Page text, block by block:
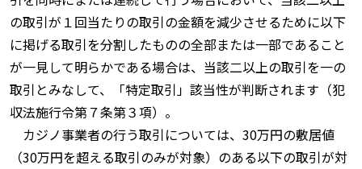
の取引が１回当たりの取引の金額を減少させるために以下
に掲げる取引を分割したものの全部または一部であること
が一見して明らかである場合は、当該二以上の取引を一の
取引とみなして、「特定取引」該当性が判断されます（犯
収法施行令第７条第３項）。
カジノ事業者の行う取引については、30万円の敷居値
（30万円を超える取引のみが対象）のある以下の取引が対